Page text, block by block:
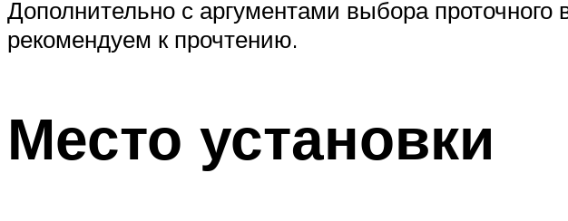
Дополнительно с аргументами выбора проточного
рекомендуем к прочтению.
Место установки